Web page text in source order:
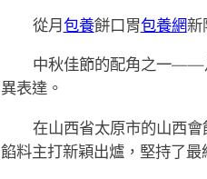
從月包養餅口胃包養網新
中秋佳節的配角之一——
異表達。
在山西省太原市的山西
餡料主打新穎出爐，堅持了最